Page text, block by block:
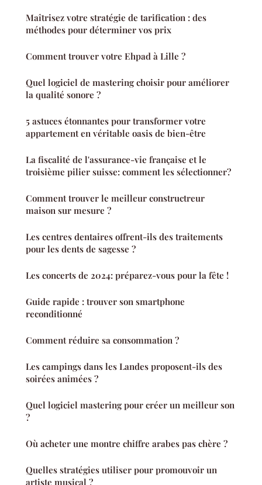
Maîtrisez votre stratégie de tarification : des
méthodes pour déterminer vos prix
Comment trouver votre Ehpad à Lille ?
Quel logiciel de mastering choisir pour améliorer
la qualité sonore ?
5 astuces étonnantes pour transformer votre
appartement en véritable oasis de bien-être
La fiscalité de l'assurance-vie française et le
troisième pilier suisse: comment les sélectionner?
Comment trouver le meilleur constructreur
maison sur mesure ?
Les centres dentaires offrent-ils des traitements
pour les dents de sagesse ?
Les concerts de 2024: préparez-vous pour la fête !
Guide rapide : trouver son smartphone
reconditionné
Comment réduire sa consommation ?
Les campings dans les Landes proposent-ils des
soirées animées ?
Quel logiciel mastering pour créer un meilleur son
?
Où acheter une montre chiffre arabes pas chère ?
Quelles stratégies utiliser pour promouvoir un
artiste musical ?